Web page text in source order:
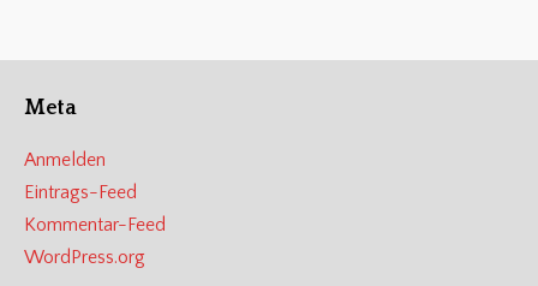
Meta
Anmelden
Eintrags-Feed
Kommentar-Feed
WordPress.org